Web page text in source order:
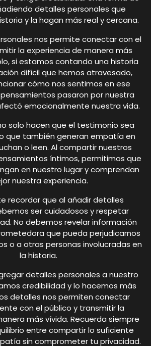
detalles personales que
y la hagan más real y cercana.
nos permite conectar con el
la experiencia de manera más
si estamos contando una historia
difícil que hemos atravesado,
cómo nos sentimos en ese
pasaron por nuestra
emocionalmente nuestra vida.
solo hacen que el testimonio sea
que también generan empatía en
o leen. Al compartir nuestros
íntimos, permitimos que
en nuestro lugar y comprendan
nuestra experiencia.
recordar que al añadir detalles
ser cuidadosos y respetar
No debemos revelar información
que pueda perjudicarnos
o a otras personas involucradas en
la historia.
detalles personales a nuestro
credibilidad y lo hacemos más
detalles nos permiten conectar
con el público y transmitir la
más vívida. Recuerda siempre
entre compartir lo suficiente
sin comprometer tu privacidad.